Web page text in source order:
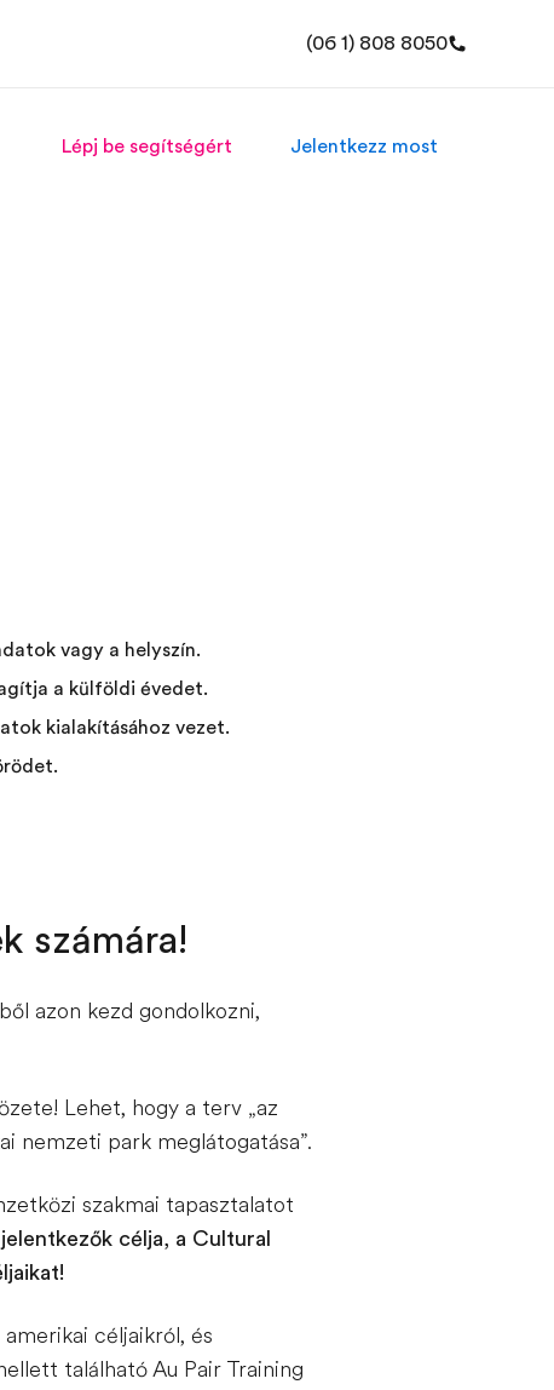
(06 1) 808 8050
Lépj be segítségért Jelentkezz most
vagy a helyszín.
a külföldi évedet.
kialakításához vezet.
számára!
azon kezd gondolkozni,
Lehet, hogy a terv „az
nemzeti park meglátogatása”.
szakmai tapasztalatot
célja, a Cultural
céljaikról, és
található Au Pair Training